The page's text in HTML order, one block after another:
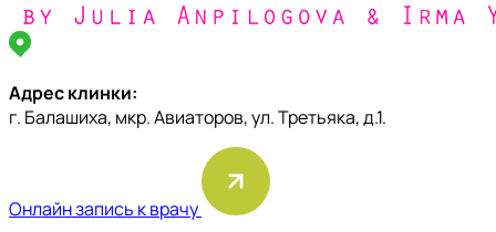
Адрес клинки:
г. Балашиха, мкр. Авиаторов, ул. Третьяка, д.1.
Онлайн запись к врачу